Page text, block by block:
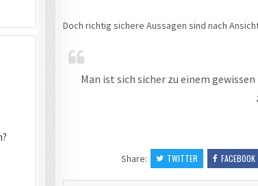
Doch richtig sichere Aussagen sind nach
Man ist sich sicher zu einem
Share: TWITTER FACEBOOK